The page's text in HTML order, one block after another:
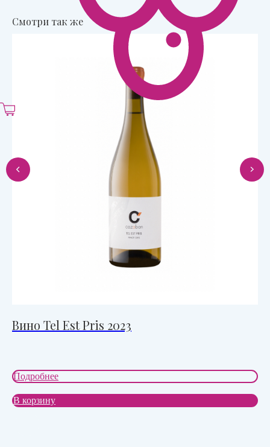
Смотри так же
Вино Tel Est Pris 2023
Подробнее
В корзину